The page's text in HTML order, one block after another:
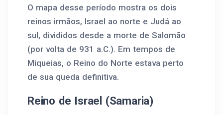
O mapa desse período mostra os dois
reinos irmãos, Israel ao norte e Judá ao
sul, divididos desde a morte de Salomão
(por volta de 931 a.C.). Em tempos de
Miqueias, o Reino do Norte estava perto
de sua queda definitiva.
Reino de Israel (Samaria)